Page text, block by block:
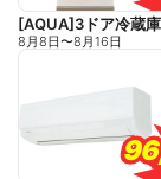
[AQUA]3ドア冷蔵庫
8月8日〜8月16日